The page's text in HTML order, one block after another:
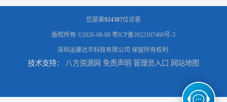
中药提速增效垫渗透液哪家好 兰州中药提速脉冲治疗仪
您是第924387位访客
版权所有 ©2026-08-08 粤ICP备2022107469号-3
深圳运康达华科技有限公司 保留所有权利.
技术支持： 八方资源网 免责声明 管理员入口 网站地图